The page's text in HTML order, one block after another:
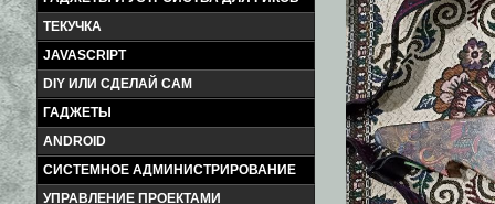
ТЕКУЧКА
JAVASCRIPT
DIY ИЛИ СДЕЛАЙ САМ
ГАДЖЕТЫ
ANDROID
СИСТЕМНОЕ АДМИНИСТРИРОВАНИЕ
УПРАВЛЕНИЕ ПРОЕКТАМИ